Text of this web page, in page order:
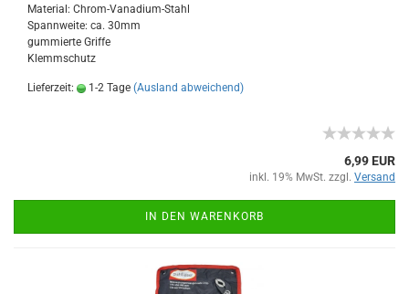
Material: Chrom-Vanadium-Stahl
Spannweite: ca. 30mm
gummierte Griffe
Klemmschutz
Lieferzeit: 1-2 Tage (Ausland abweichend)
6,99 EUR
inkl. 19% MwSt. zzgl. Versand
IN DEN WARENKORB